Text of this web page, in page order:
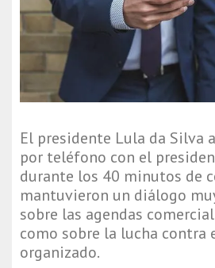
El presidente Lula da Silva
por teléfono con el
durante los 40 minutos de
mantuvieron un diálogo
sobre las agendas
como sobre la lucha contra
organizado.